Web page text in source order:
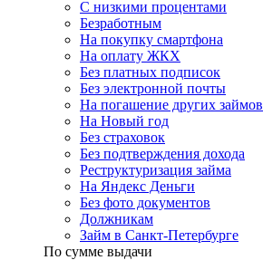
С низкими процентами
Безработным
На покупку смартфона
На оплату ЖКХ
Без платных подписок
Без электронной почты
На погашение других займов
На Новый год
Без страховок
Без подтверждения дохода
Реструктуризация займа
На Яндекс Деньги
Без фото документов
Должникам
Займ в Санкт-Петербурге
По сумме выдачи